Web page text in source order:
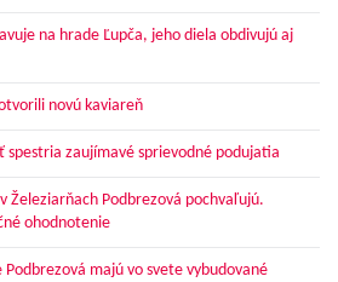
na hrade Ľupča, jeho diela obdivujú aj
novú kaviareň
spestria zaujímavé sprievodné podujatia
Železiarňach Podbrezová pochvaľujú.
ohodnotenie
Podbrezová majú vo svete vybudované